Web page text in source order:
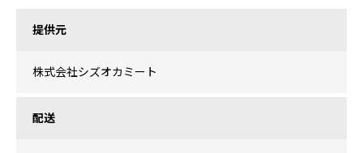
提供元
株式会社シズオカミート
配送